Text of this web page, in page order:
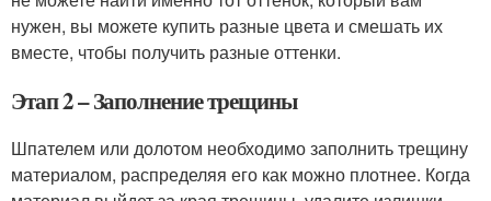
нужен, вы можете купить разные цвета и смешать их
вместе, чтобы получить разные оттенки.
Этап 2 – Заполнение трещины
Шпателем или долотом необходимо заполнить трещину
материалом, распределяя его как можно плотнее. Когда